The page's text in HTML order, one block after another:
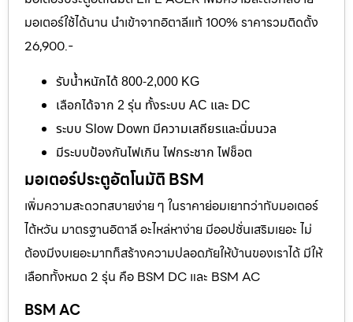
มอเตอร์ใช้ได้นาน นำเข้าจากอิตาลีแท้ 100% ราคารวมติดตั้ง
26,900.-
รับน้ำหนักได้ 800-2,000 KG
เลือกได้จาก 2 รุ่น ทั้งระบบ AC และ DC
ระบบ Slow Down มีความเสถียรและนิ่มนวล
มีระบบป้องกันไฟเกิน ไฟกระชาก ไฟช็อต
มอเตอร์ประตูอัตโนมัติ BSM
เพิ่มความสะดวกสบายง่าย ๆ ในราคาย่อมเยากว่ากับมอเตอร์
ไต้หวัน มาตรฐานอิตาลี อะไหล่หาง่าย มีออปชั่นเสริมเยอะ ไม่
ต้องมีงบเยอะมากก็สร้างความปลอดภัยให้บ้านของเราได้ มีให้
เลือกทั้งหมด 2 รุ่น คือ BSM DC และ BSM AC
BSM AC